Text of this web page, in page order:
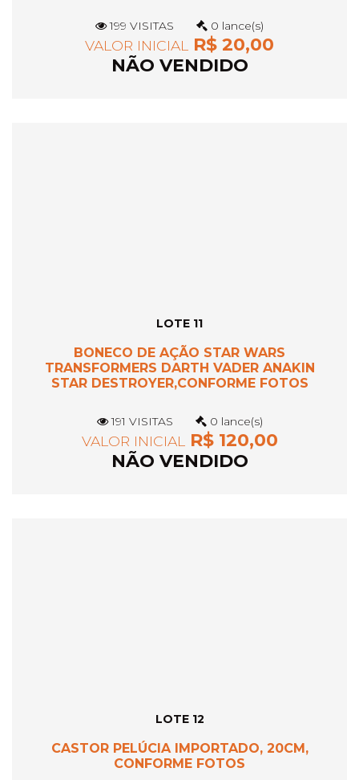
199 VISITAS 0 lance(s)
VALOR INICIAL
R$ 20,00
NÃO VENDIDO
LOTE 11
BONECO DE AÇÃO STAR WARS
TRANSFORMERS DARTH VADER ANAKIN
STAR DESTROYER,CONFORME FOTOS
191 VISITAS 0 lance(s)
VALOR INICIAL R$ 120,00
NÃO VENDIDO
LOTE 12
CASTOR PELÚCIA IMPORTADO, 20CM,
CONFORME FOTOS